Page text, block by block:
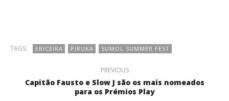
TAGS: ERICEIRA PIRUKA SUMOL SUMMER FEST
PREVIOUS
Capitão Fausto e Slow J são os mais nomeados
para os Prémios Play